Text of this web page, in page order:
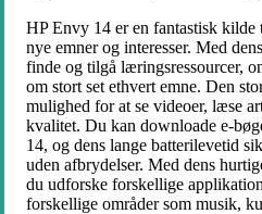
HP Envy 14 er en fantastisk
nye emner og interesser. Med
finde og tilgå læringsressourcer,
om stort set ethvert emne. Den
mulighed for at se videoer, læse
kvalitet. Du kan downloade e-
14, og dens lange batterilevetid
uden afbrydelser. Med dens
du udforske forskellige
forskellige områder som musik,